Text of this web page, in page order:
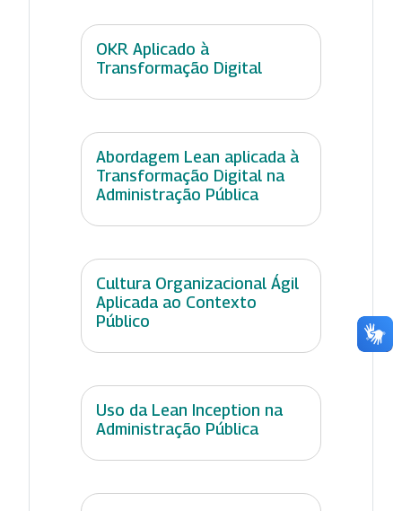
OKR Aplicado à
Transformação Digital
Abordagem Lean aplicada à
Transformação Digital na
Administração Pública
Cultura Organizacional Ágil
Aplicada ao Contexto
Público
Uso da Lean Inception na
Administração Pública